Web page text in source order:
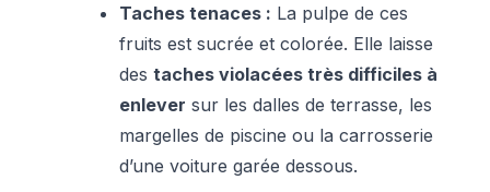
Taches tenaces : La pulpe de ces
fruits est sucrée et colorée. Elle laisse
destaches violacées très difficiles à
enlever sur les dalles de terrasse, les
margelles de piscine ou la carrosserie
d’une voiture garée dessous.